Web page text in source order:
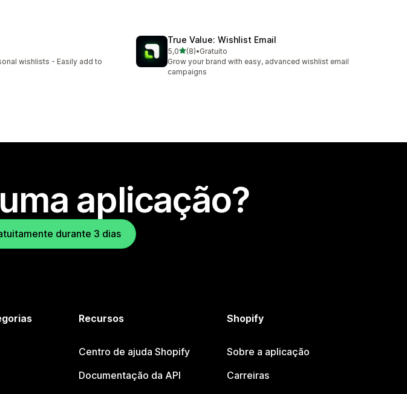
wishlists - Easily add to
True Value: Wishlist Email
5,0de 5 estrelas
(8)
8 total de avaliações
•Gratuito
Grow your brand with easy, advanced wishlist email
campaigns
aplicação?
durante 3 dias
Recursos
Centro de ajuda Shopify
Documentação da API
Shopify
Sobre a aplicação
Carreiras